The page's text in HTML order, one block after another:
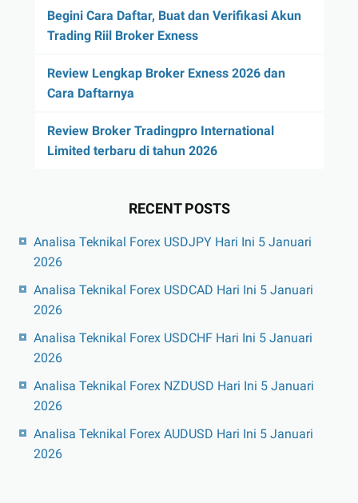
Begini Cara Daftar, Buat dan Verifikasi Akun
Trading Riil Broker Exness
Review Lengkap Broker Exness 2026 dan
Cara Daftarnya
Review Broker Tradingpro International
Limited terbaru di tahun 2026
RECENT POSTS
Analisa Teknikal Forex USDJPY Hari Ini 5 Januari
2026
Analisa Teknikal Forex USDCAD Hari Ini 5 Januari
2026
Analisa Teknikal Forex USDCHF Hari Ini 5 Januari
2026
Analisa Teknikal Forex NZDUSD Hari Ini 5 Januari
2026
Analisa Teknikal Forex AUDUSD Hari Ini 5 Januari
2026